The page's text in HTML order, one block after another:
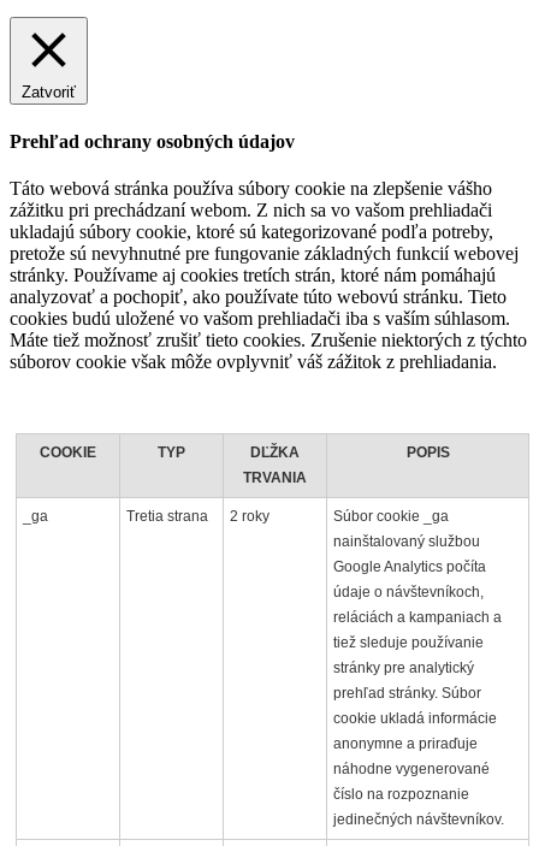
Zatvoriť
Prehľad ochrany osobných údajov
Táto webová stránka používa súbory cookie na zlepšenie vášho
zážitku pri prechádzaní webom. Z nich sa vo vašom prehliadači
ukladajú súbory cookie, ktoré sú kategorizované podľa potreby,
pretože sú nevyhnutné pre fungovanie základných funkcií webovej
stránky. Používame aj cookies tretích strán, ktoré nám pomáhajú
analyzovať a pochopiť, ako používate túto webovú stránku. Tieto
cookies budú uložené vo vašom prehliadači iba s vaším súhlasom.
Máte tiež možnosť zrušiť tieto cookies. Zrušenie niektorých z týchto
súborov cookie však môže ovplyvniť váš zážitok z prehliadania.
COOKIE TYP
DĽŽKA
TRVANIA
POPIS
_ga Tretia strana 2 roky
Súbor cookie _ga
nainštalovaný službou
Google Analytics počíta
údaje o návštevníkoch,
reláciách a kampaniach a
tiež sleduje používanie
stránky pre analytický
prehľad stránky. Súbor
cookie ukladá informácie
anonymne a priraďuje
náhodne vygenerované
číslo na rozpoznanie
jedinečných návštevníkov.